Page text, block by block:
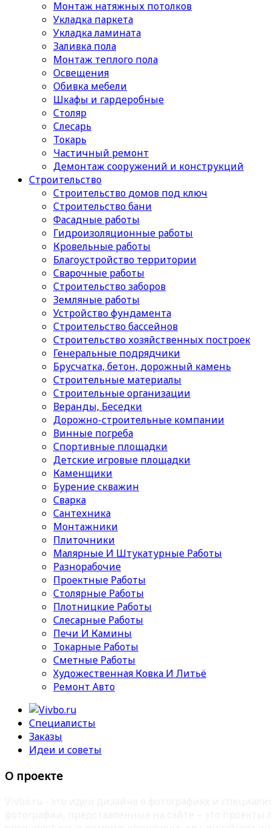
Монтаж натяжных потолков
Укладка паркета
Укладка ламината
Заливка пола
Монтаж теплого пола
Освещения
Обивка мебели
Шкафы и гардеробные
Столяр
Слесарь
Токарь
Частичный ремонт
Демонтаж сооружений и конструкций
Строительство
Строительство домов под ключ
Строительство бани
Фасадные работы
Гидроизоляционные работы
Кровельные работы
Благоустройство территории
Сварочные работы
Строительство заборов
Земляные работы
Устройство фундамента
Строительство бассейнов
Строительство хозяйственных построек
Генеральные подрядчики
Брусчатка, бетон, дорожный камень
Строительные материалы
Cтроительные организации
Веранды, Беседки
Дорожно-строительные компании
Винные погреба
Спортивные площадки
Детские игровые площадки
Каменщики
Бурение скважин
Сварка
Сантехника
Монтажники
Плиточники
Малярные И Штукатурные Работы
Разнорабочие
Проектные Работы
Столярные Работы
Плотницкие Работы
Слесарные Работы
Печи И Камины
Токарные Работы
Сметные Работы
Художественная Ковка И Литьё
Ремонт Авто
Специалисты
Заказы
Идеи и советы
О проекте